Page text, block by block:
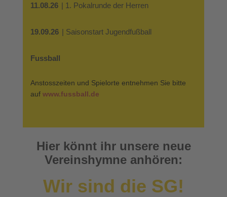
11.08.26 | 1. Pokalrunde der Herren
19.09.26 | Saisonstart Jugendfußball
Fussball
Anstosszeiten und Spielorte entnehmen Sie bitte
auf www.fussball.de
Hier könnt ihr unsere neue
Vereinshymne anhören:
Wir sind die SG!